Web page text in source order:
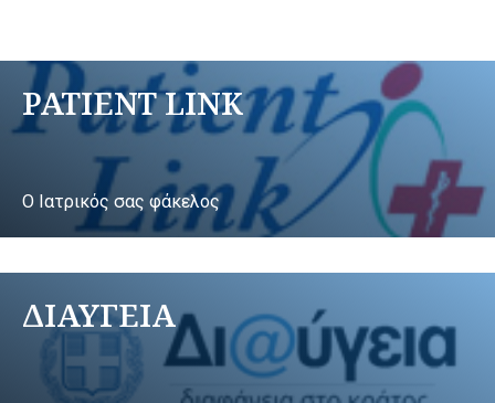
PATIENT LINK
Ο Ιατρικός σας φάκελος
ΔΙΑΥΓΕΙΑ